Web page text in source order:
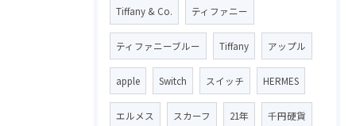
Tiffany & Co. ティファニー
ティファニーブルー Tiffany アップル
apple Switch スイッチ HERMES
エルメス スカーフ 21年 千円硬貨